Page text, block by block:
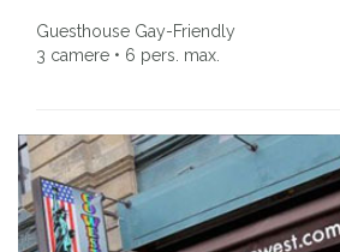
Guesthouse Gay-Friendly
3 camere • 6 pers. max.